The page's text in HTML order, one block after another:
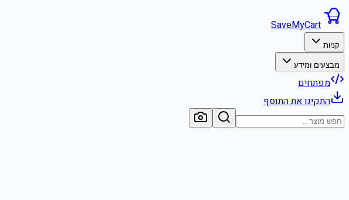
SaveMyCart
קניות
מבצעים ומידע
מפתחים
התקינו את התוסף